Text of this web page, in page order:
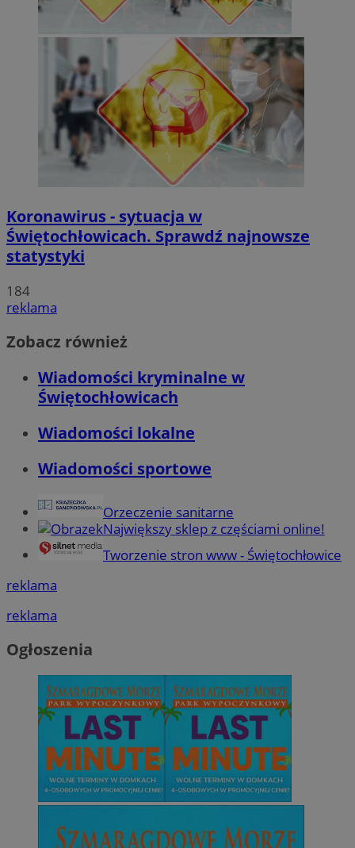
Koronawirus - sytuacja w
Świętochłowicach. Sprawdź najnowsze
statystyki
184
reklama
Zobacz również
Wiadomości kryminalne w
Świętochłowicach
Wiadomości lokalne
Wiadomości sportowe
Orzeczenie sanitarne
Największy sklep z częściami online!
Tworzenie stron www - Świętochłowice
reklama
reklama
Ogłoszenia